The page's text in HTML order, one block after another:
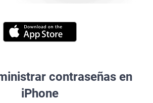
contraseñas en
iPhone